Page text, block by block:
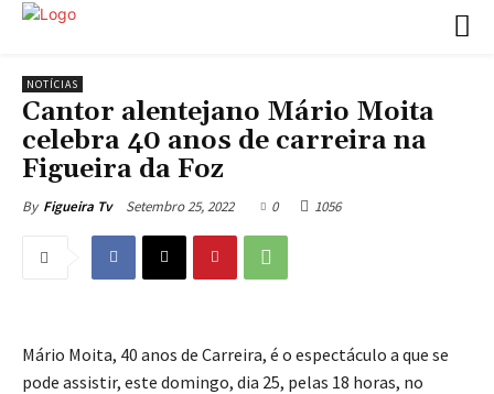
NOTÍCIAS
Cantor alentejano Mário Moita
celebra 40 anos de carreira na
Figueira da Foz
By Figueira Tv Setembro 25, 2022 0 1056
Mário Moita, 40 anos de Carreira, é o espectáculo a que se
pode assistir, este domingo, dia 25, pelas 18 horas, no